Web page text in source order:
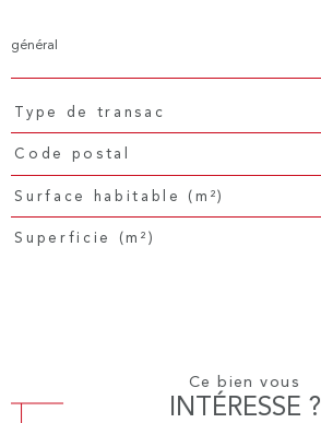
général
TRAD_PAMPERO_Caracteristique
Type de transac
Code postal
Surface habitable (m²)
Superficie (m²)
Ce bien vous
INTÉRESSE ?